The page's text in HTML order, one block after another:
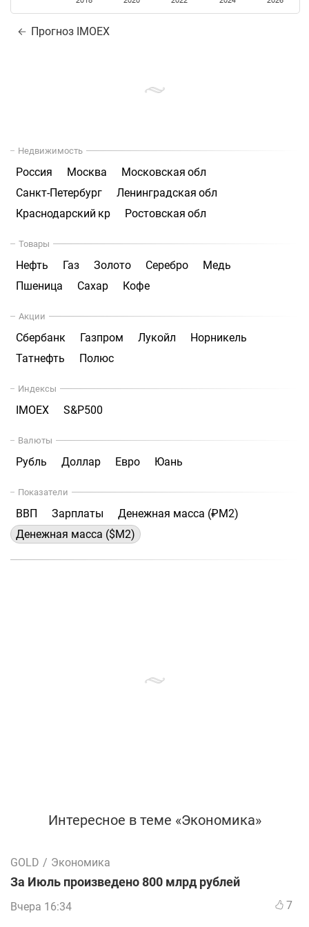
Прогноз IMOEX
Недвижимость
Россия Москва
Московская обл
Санкт-Петербург
Ленинградская обл
Краснодарский кр
Ростовская обл
Товары
Нефть Газ Золото Серебро
Медь
Пшеница
Сахар Кофе
Акции
Сбербанк Газпром Лукойл
Норникель
Татнефть
Полюс
Индексы
IMOEX S&P500
Валюты
Рубль Доллар Евро Юань
Показатели
ВВП Зарплаты
Денежная масса (₽М2)
Денежная масса ($М2)
Интересное в теме «Экономика»
GOLD / Экономика
За Июль произведено 800 млрд рублей
Вчера 16:34 7